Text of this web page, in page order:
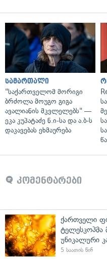
სამართალი
"საქართველომ მორიგი
ბრძოლა მოუგო გიგა
ავალიანის მკვლელებს" —
ეკა კუპატაძე ნ.ი-სა და ა.ბ-ს
დაკავებას ეხმაურება
კომენტარები
ქართველი
ტელესკოპმა
უნიკალური
5 საათის წინ